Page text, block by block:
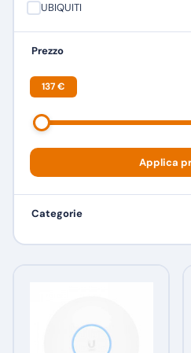
UBIQUITI
Prezzo
137 €
Applica
Categorie